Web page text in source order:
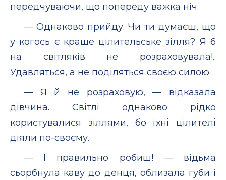
передчуваючи, що попереду важка ніч.
— Однаково прийду. Чи ти думаєш, що
у когось є краще цілительське зілля? Я б
на світляків не розраховувала!..
Удавляться, а не поділяться своєю силою.
— Я й не розраховую, — відказала
дівчина. Світлі однаково рідко
користувалися зіллями, бо їхні цілителі
діяли по-своєму.
— І правильно робиш! — відьма
сьорбнула каву до денця, облизала губи і